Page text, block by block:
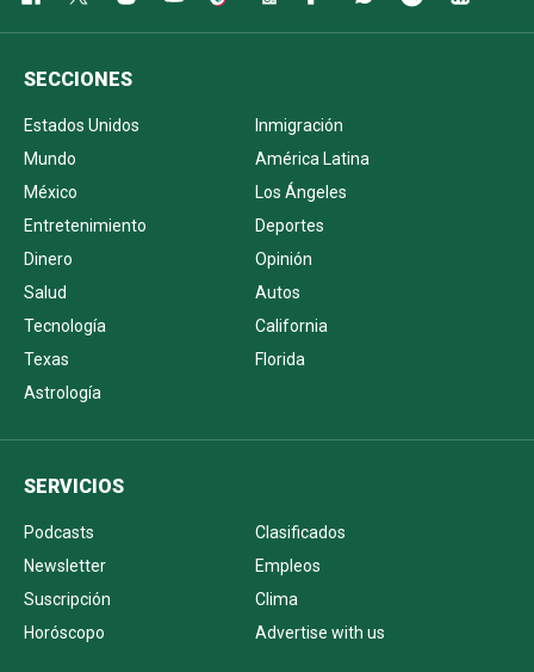
SECCIONES
Estados Unidos
Inmigración
Mundo
América Latina
México
Los Ángeles
Entretenimiento
Deportes
Dinero
Opinión
Salud
Autos
Tecnología
California
Texas
Florida
Astrología
SERVICIOS
Podcasts
Clasificados
Newsletter
Empleos
Suscripción
Clima
Horóscopo
Advertise with us